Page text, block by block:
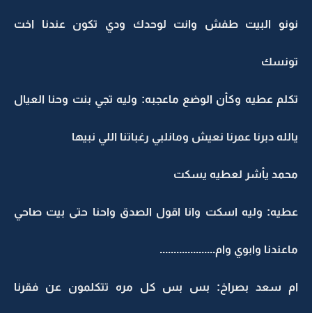
نونو البيت طفش وانت لوحدك ودي تكون عندنا اخت
تونسك
تكلم عطيه وكأن الوضع ماعجبه: وليه تجي بنت وحنا العيال
يالله دبرنا عمرنا نعيش ومانلبي رغباتنا اللي نبيها
محمد يأشر لعطيه يسكت
عطيه: وليه اسكت وانا اقول الصدق واحنا حتى بيت صاحي
ماعندنا وابوي وام....................
ام سعد بصراخ: بس بس كل مره تتكلمون عن فقرنا